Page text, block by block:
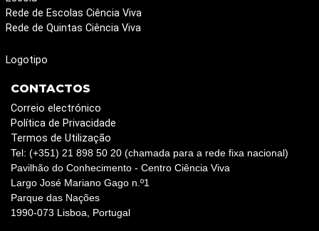
Rede de Escolas Ciência Viva
Rede de Quintas Ciência Viva
Logotipo
CONTACTOS
Correio electrónico
Política de Privacidade
Termos de Utilização
Tel: (+351) 21 898 50 20 (chamada para a rede fixa nacional)
Pavilhão do Conhecimento - Centro Ciência Viva
Largo José Mariano Gago n.º1
Parque das Nações
1990-073 Lisboa, Portugal